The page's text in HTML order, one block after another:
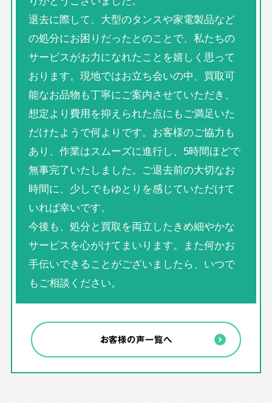
退去に際して、大型のタンスや家電製品など
の処分にお困りだったとのことで、私たちの
サービスがお力になれたことを嬉しく思って
おります。現地ではお立ち会いの中、買取可
能なお品物も丁寧にご案内させていただき、
想定より費用を抑えられた点にもご満足いた
だけたようで何よりです。お客様のご協力も
あり、作業はスムーズに進行し、5時間ほどで
無事完了いたしました。ご退去前の大切なお
時間に、少しでもゆとりを感じていただけて
いれば幸いです。
今後も、処分と買取を両立したきめ細やかな
サービスを心がけてまいります。また何かお
手伝いできることがございましたら、いつで
もご相談ください。
お客様の声一覧へ